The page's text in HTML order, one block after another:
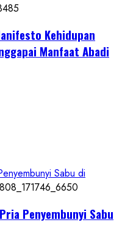
Kehidupan
Manfaat Abadi
Sabu di
Penyembunyi Sabu